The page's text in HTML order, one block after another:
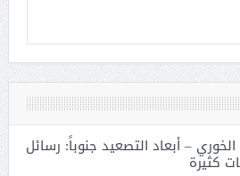
– أبعاد التصعيد جنوباً: رسائل
كثيرة